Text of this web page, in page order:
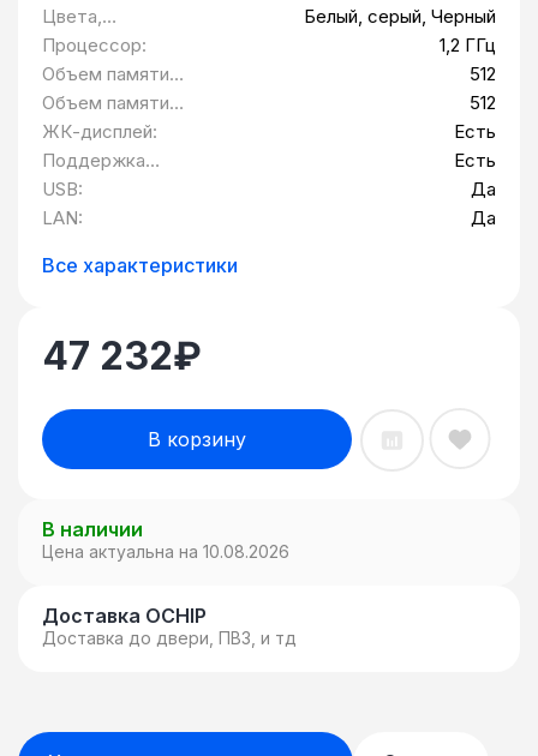
Цвета,
использованные в
оформлении:
Белый, серый, Черный
Процессор:
1,2 ГГц
Объем памяти
Стандарт Мб:
512
Объем памяти
Максимум Мб:
512
ЖК-дисплей:
Есть
Поддержка
AirPrint:
Есть
USB:
Да
LAN:
Да
Все характеристики
47 232₽
В корзину
В наличии
Цена актуальна на 10.08.2026
Доставка OCHIP
Доставка до двери, ПВЗ, и тд